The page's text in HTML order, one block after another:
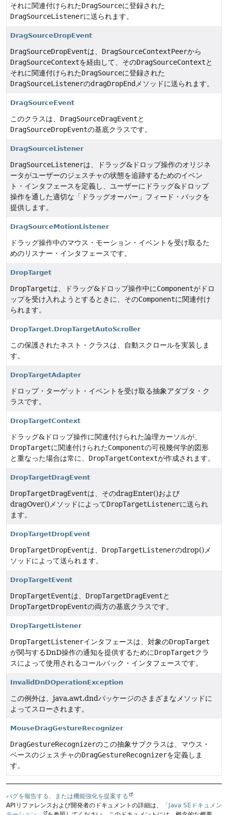
それに関連付けられたDragSourceに登録された
DragSourceListenerに送られます。
DragSourceDropEvent
DragSourceDropEventは、 DragSourceContextPeerから
DragSourceContextを経由して、そのDragSourceContextと
それに関連付けられたDragSourceに登録された
DragSourceListenerのdragDropEnd メソッドに送られます。
DragSourceEvent
このクラスは、 DragSourceDragEventと
DragSourceDropEventの基底クラスです。
DragSourceListener
DragSourceListenerは、ドラッグ&ドロップ操作のオリジネ
ータがユーザーのジェスチャの状態を追跡するためのイベン
ト・インタフェースを定義し、ユーザーにドラッグ&ドロップ
操作を通した適切な「ドラッグオーバー」フィード・バックを
提供します。
DragSourceMotionListener
ドラッグ操作中のマウス・モーション・イベントを受け取るた
めのリスナー・インタフェースです。
DropTarget
DropTargetは、ドラッグ&ドロップ操作中にComponentがドロ
ップを受け入れようとするときに、そのComponentに関連付け
られます。
DropTarget.DropTargetAutoScroller
この保護されたネスト・クラスは、自動スクロールを実装しま
す。
DropTargetAdapter
ドロップ・ターゲット・イベントを受け取る抽象アダプタ・ク
ラスです。
DropTargetContext
ドラッグ&ドロップ操作に関連付けられた論理カーソルが、
DropTargetに関連付けられたComponentの可視幾何学的図形
と重なった場合は常に、 DropTargetContextが作成されます。
DropTargetDragEvent
DropTargetDragEventは、そのdragEnter()および
dragOver()メソッドによってDropTargetListenerに送られ
ます。
DropTargetDropEvent
DropTargetDropEventは、 DropTargetListenerのdrop()メ
ソッドによって送られます。
DropTargetEvent
DropTargetEventは、 DropTargetDragEventと
DropTargetDropEventの両方の基底クラスです。
DropTargetListener
DropTargetListenerインタフェースは、対象のDropTarget
が関与するDnD操作の通知を提供するためにDropTargetクラ
スによって使用されるコールバック・インタフェースです。
InvalidDnDOperationException
この例外は、java.awt.dndパッケージのさまざまなメソッドに
よってスローされます。
MouseDragGestureRecognizer
DragGestureRecognizerのこの抽象サブクラスは、マウス・
ベースのジェスチャのDragGestureRecognizerを定義しま
す。
バグを報告する、または機能強化を提案する
APIリファレンスおよび開発者のドキュメントの詳細は、
「Java SEドキュメン